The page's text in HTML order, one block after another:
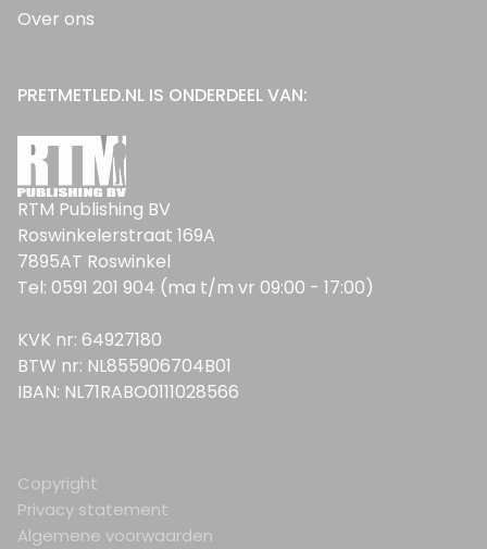
Over ons
PRETMETLED.NL IS ONDERDEEL VAN:
RTM Publishing BV
Roswinkelerstraat 169A
7895AT Roswinkel
Tel: 0591 201 904 (ma t/m vr 09:00 - 17:00)
KVK nr: 64927180
BTW nr: NL855906704B01
IBAN: NL71RABO0111028566
Copyright
Privacy statement
Algemene voorwaarden